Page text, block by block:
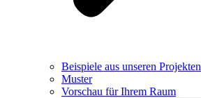
Beispiele aus unseren Projekten
Muster
Vorschau für Ihrem Raum